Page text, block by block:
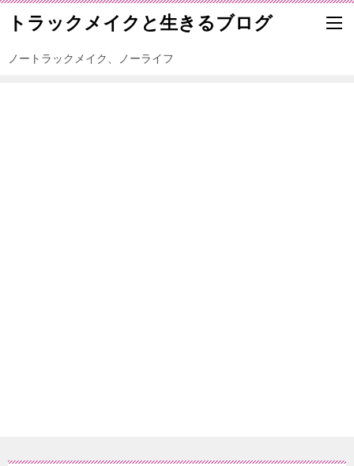
トラックメイクと生きるブログ
ノートラックメイク、ノーライフ